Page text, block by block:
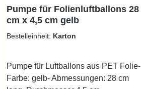
Pumpe für Folienluftballons 28
cm x 4,5 cm gelb
Bestelleinheit: Karton
Pumpe für Luftballons aus PET Folie-
Farbe: gelb- Abmessungen: 28 cm